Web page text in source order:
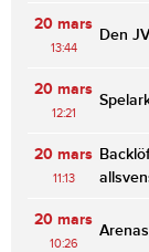
20 mars
13:44
Den
20 mars
12:21
20 mars
11:13
20 mars
10:26